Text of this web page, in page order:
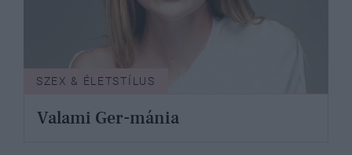
SZEX & ÉLETSTÍLUS
Valami Ger-mánia